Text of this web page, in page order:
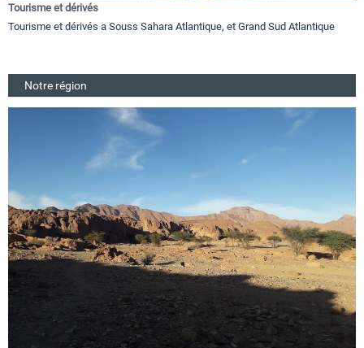
Tourisme et dérivés
Tourisme et dérivés a Souss Sahara Atlantique, et Grand Sud Atlantique
Notre région